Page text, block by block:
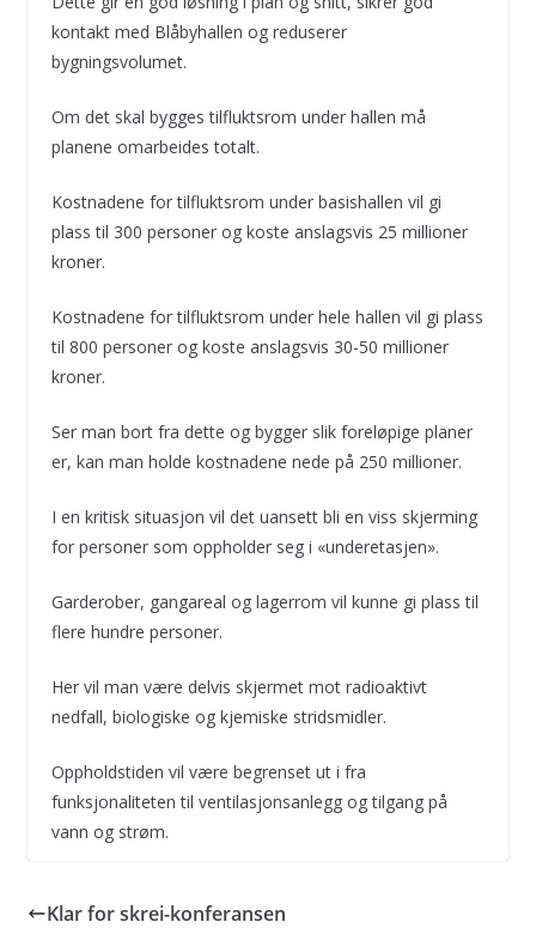
kontakt med Blåbyhallen og reduserer
bygningsvolumet.
Om det skal bygges tilfluktsrom under hallen må
planene omarbeides totalt.
Kostnadene for tilfluktsrom under basishallen vil gi
plass til 300 personer og koste anslagsvis 25 millioner
kroner.
Kostnadene for tilfluktsrom under hele hallen vil gi plass
til 800 personer og koste anslagsvis 30-50 millioner
kroner.
Ser man bort fra dette og bygger slik foreløpige planer
er, kan man holde kostnadene nede på 250 millioner.
I en kritisk situasjon vil det uansett bli en viss skjerming
for personer som oppholder seg i «underetasjen».
Garderober, gangareal og lagerrom vil kunne gi plass til
flere hundre personer.
Her vil man være delvis skjermet mot radioaktivt
nedfall, biologiske og kjemiske stridsmidler.
Oppholdstiden vil være begrenset ut i fra
funksjonaliteten til ventilasjonsanlegg og tilgang på
vann og strøm.
Klar for skrei-konferansen